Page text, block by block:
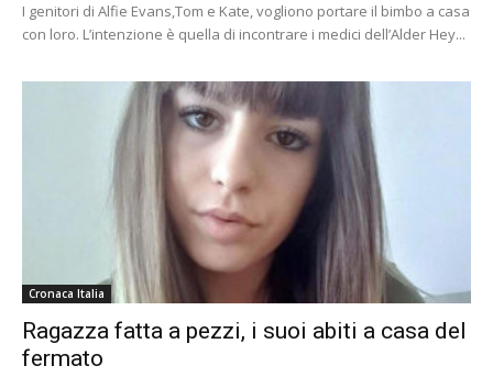
I genitori di Alfie Evans,Tom e Kate, vogliono portare il bimbo a casa
con loro. L’intenzione è quella di incontrare i medici dell’Alder Hey...
Cronaca Italia
Ragazza fatta a pezzi, i suoi abiti a casa del
fermato